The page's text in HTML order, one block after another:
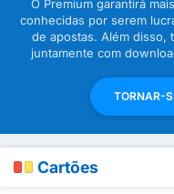
O Premium garantirá
conhecidas por serem
de apostas. Além disso,
juntamente com
TORNAR-
Cartões